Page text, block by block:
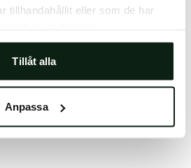
tillhandahållit eller som de har
Tillåt alla
Anpassa
for the inconvenience.